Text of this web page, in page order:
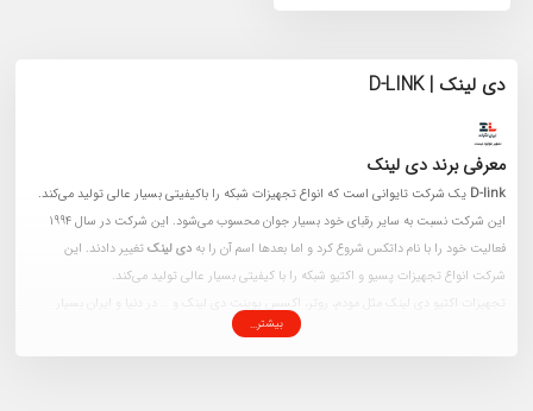
دی لینک | D-LINK
معرفی برند دی لینک
D-link یک شرکت تایوانی است که انواع تجهیزات شبکه را باکیفیتی بسیار عالی تولید می‌کند.
این شرکت نسبت به سایر رقبای خود بسیار جوان‌ محسوب می‌شود. این شرکت در سال 1994
فعالیت خود را با نام داتکس شروع کرد و اما بعدها اسم آن را بهدی لینکتغییر دادند. این
شرکت انواع تجهیزات پسیو و اکتیو شبکه را با کیفیتی بسیار عالی تولید می‌کند.
تجهیزات اکتیو دی لینک مثل مودم، روتر، اکسس پوینت دی لینک و … در دنیا و ایران بسیار
بیشتر...